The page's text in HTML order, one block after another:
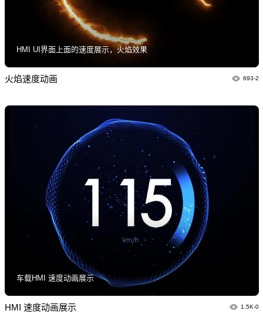
HMI UI界面上面的速度展示，火焰效果
火焰速度动画 693-2
车载HMI 速度动画展示
HMI 速度动画展示 1.5K-0